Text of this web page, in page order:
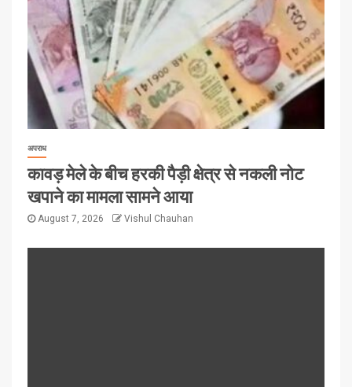
अपराध
कावड़ मेले के बीच हरकी पैड़ी क्षेत्र से नकली नोट
खपाने का मामला सामने आया
August 7, 2026 Vishul Chauhan